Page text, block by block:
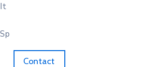
It
Sp
Contact